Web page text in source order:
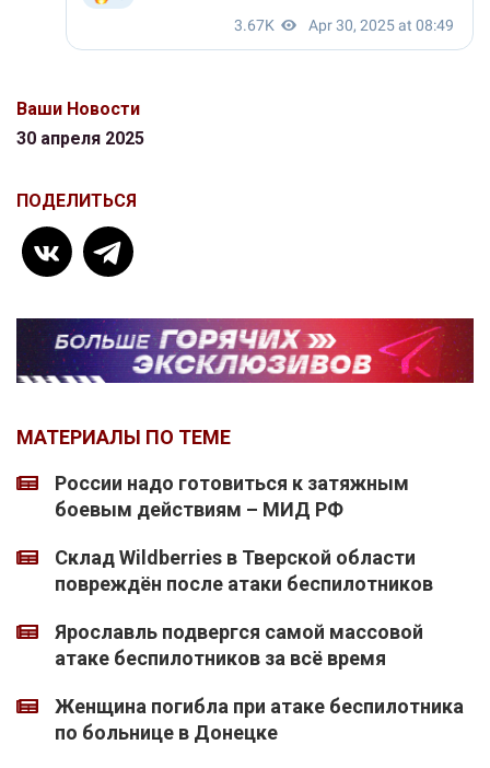
Ваши Новости
30 апреля 2025
ПОДЕЛИТЬСЯ
МАТЕРИАЛЫ ПО ТЕМЕ
России надо готовиться к затяжным
боевым действиям – МИД РФ
Склад Wildberries в Тверской области
повреждён после атаки беспилотников
Ярославль подвергся самой массовой
атаке беспилотников за всё время
Женщина погибла при атаке беспилотника
по больнице в Донецке